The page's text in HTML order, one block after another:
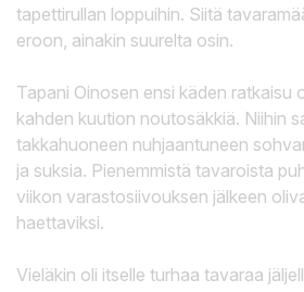
tapettirullan loppuihin. Siitä
eroon, ainakin suurelta osin.
Tapani Oinosen ensi käden ratkaisu
kahden kuution noutosäkkiä. Niihin
takkahuoneen nuhjaantuneen
ja suksia. Pienemmistä tavaroista
viikon varastosiivouksen jälkeen
haettaviksi.
Vieläkin oli itselle turhaa tavaraa